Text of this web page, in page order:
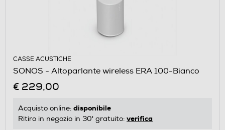
CASSE ACUSTICHE
SONOS - Altoparlante wireless ERA 100-Bianco
€ 229,00
Acquisto online: disponibile
Ritiro in negozio in 30' gratuito: verifica